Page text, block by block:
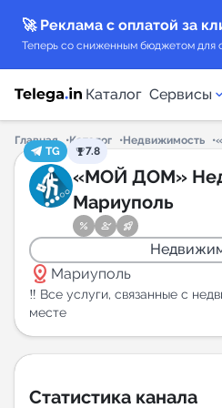
🚀 Реклама с оплатой за
Теперь со сниженным бюджетом для
Каталог Сервисы
Каталог каналов
Каталог ботов
Горящие предложения
Индекс читаемости
New
New
Главная Каталог Недвижимость
TG
7.8
«МОЙ ДОМ»
Мариуполь
distance Мариуполь
‼️ Все услуги, связанные с
месте
Статистика канала